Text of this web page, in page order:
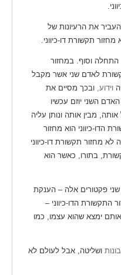
את הרעיונות של
תקשורת דו-כיווני.
התחלה וסוף. במחזור
לאדם שני אשר מקבל
וידוע, ובכך מסיים את
האדם השני יוזם עכשיו
מבין אותה ונותן עליה
הדו-כיווני הוא מחזור
מחזור תקשורת דו-כיווני
בתורו, כאשר הוא
שני פקטורים אלה – הענקת
התקשורת הדו-כיווני –
ימצא שהוא עצמו, כמו
ושליטה, אבל לעולם לא